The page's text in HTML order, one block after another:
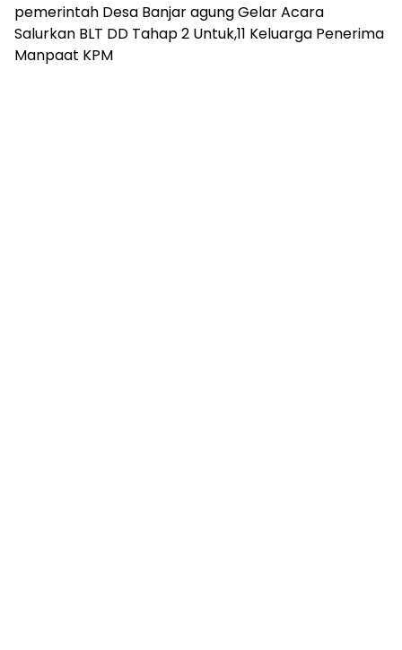
desain
Koran
dan
pemerintah Desa Banjar agung Gelar Acara
Salurkan BLT DD Tahap 2 Untuk,11 Keluarga Penerima
Manpaat KPM